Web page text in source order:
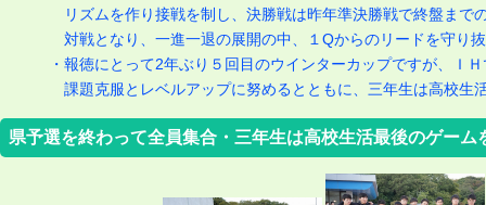
リズムを作り接戦を制し、決勝戦は昨年準決勝戦で終盤まで
対戦となり、一進一退の展開の中、１Qからのリードを守り
・報徳にとって2年ぶり５回目のウインターカップですが、Ｉ
課題克服とレベルアップに努めるとともに、三年生は高校生
県予選を終わって全員集合・三年生は高校生活最後のゲーム